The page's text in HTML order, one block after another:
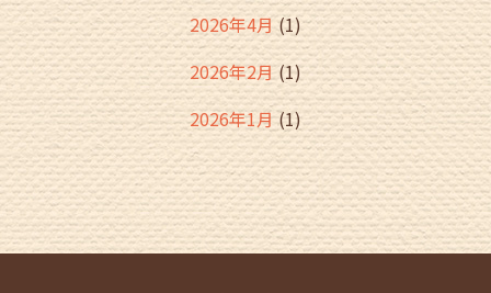
2026年4月(1)
2026年2月(1)
2026年1月(1)
2025年12月(2)
2025年11月(2)
2025年10月(1)